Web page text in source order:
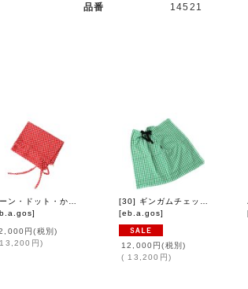
品番 14521
]
円(税別)
13,200円)
[eb.a.gos]
12,000円(税別)
( 13,200円)